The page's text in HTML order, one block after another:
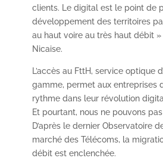
clients. Le digital est le point de
développement des territoires
au haut voire au très haut débit
Nicaise.
L’accès au FttH, service optique
gamme, permet aux entreprises
rythme dans leur révolution
Et pourtant, nous ne pouvons
D’après le dernier Observatoire
marché des Télécoms, la
débit est enclenchée.